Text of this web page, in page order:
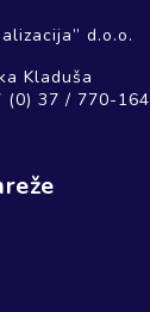
d.o.o.
Kladuša
(0) 37 / 770-164